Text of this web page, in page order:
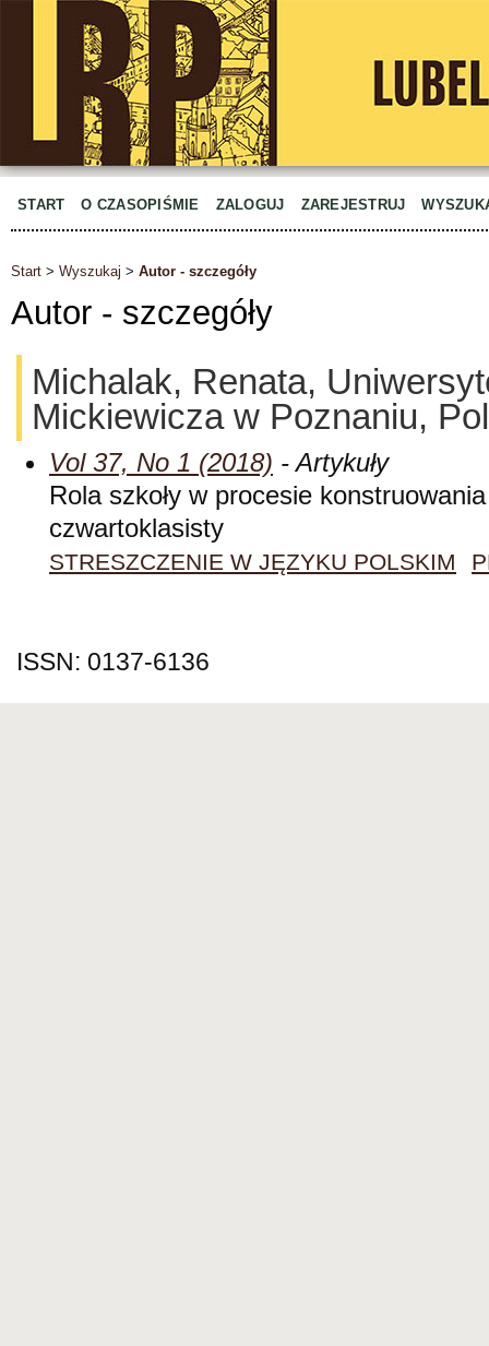
START O CZASOPIŚMIE ZALOGUJ ZAREJESTRUJ
Start > Wyszukaj > Autor - szczegóły
Autor - szczegóły
Michalak, Renata,
Mickiewicza w Poznaniu,
Vol 37, No 1 (2018) - Artykuły
Rola szkoły w procesie
czwartoklasisty
STRESZCZENIE W JĘZYKU POLSKIM
ISSN: 0137-6136